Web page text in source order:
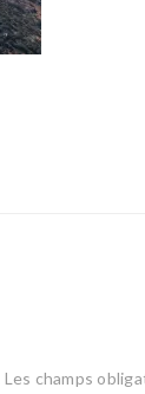
Les champs